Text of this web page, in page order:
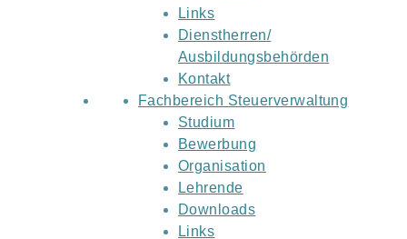
Links
Dienstherren/
Ausbildungsbehörden
Kontakt
Fachbereich Steuerverwaltung
Studium
Bewerbung
Organisation
Lehrende
Downloads
Links